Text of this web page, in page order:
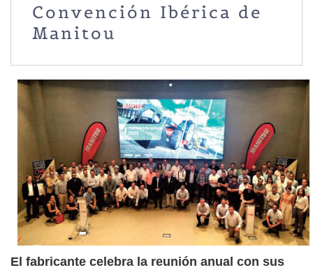
Convención Ibérica de
Manitou
El fabricante celebra la reunión anual con sus